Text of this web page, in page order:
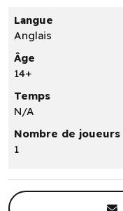
Langue
Anglais
Âge
14+
Temps
N/A
Nombre de joueurs
1